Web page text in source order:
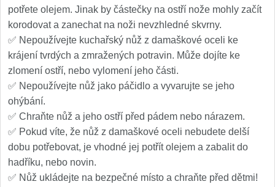
potřete olejem. Jinak by částečky na ostří nože mohly začít
korodovat a zanechat na noži nevzhledné skvrny.
✅ Nepoužívejte kuchařský nůž z damaškové oceli ke
krájení tvrdých a zmražených potravin. Může dojíte ke
zlomení ostří, nebo vylomení jeho části.
✅ Nepoužívejte nůž jako páčidlo a vyvarujte se jeho
ohýbání.
✅ Chraňte nůž a jeho ostří před pádem nebo nárazem.
✅ Pokud víte, že nůž z damaškové oceli nebudete delší
dobu potřebovat, je vhodné jej potřít olejem a zabalit do
hadříku, nebo novin.
✅ Nůž ukládejte na bezpečné místo a chraňte před dětmi!